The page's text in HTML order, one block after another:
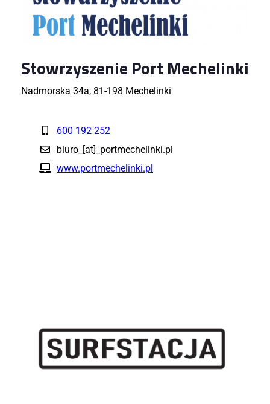
Stowrzyszenie Port Mechelinki
Nadmorska 34a, 81-198 Mechelinki
600 192 252
biuro_[at]_portmechelinki.pl
www.portmechelinki.pl